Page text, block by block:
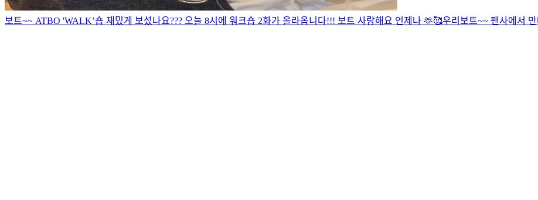
보트~~ ATBO 'WALK’숍 재밌게 보셨나요??? 오늘 8시에 워크숍 2화가 올라옵니다!!! 보트 사랑해요 언제나 🫶🥰우리보트~~ 팬사에서